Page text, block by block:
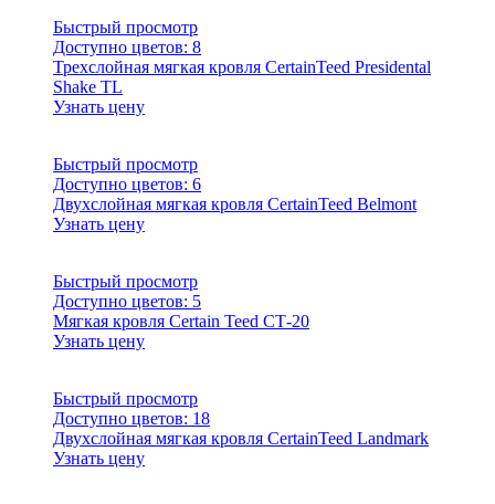
Быстрый просмотр
Доступно цветов: 8
Трехслойная мягкая кровля CertainTeed Presidental
Shake TL
Узнать цену
Быстрый просмотр
Доступно цветов: 6
Двухслойная мягкая кровля CertainTeed Belmont
Узнать цену
Быстрый просмотр
Доступно цветов: 5
Мягкая кровля Certain Teed СТ-20
Узнать цену
Быстрый просмотр
Доступно цветов: 18
Двухслойная мягкая кровля CertainTeed Landmark
Узнать цену